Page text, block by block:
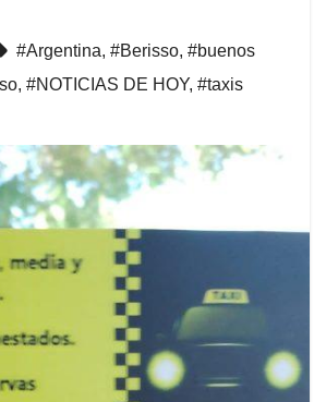
#Argentina, #Berisso, #buenos
, #NOTICIAS DE HOY, #taxis